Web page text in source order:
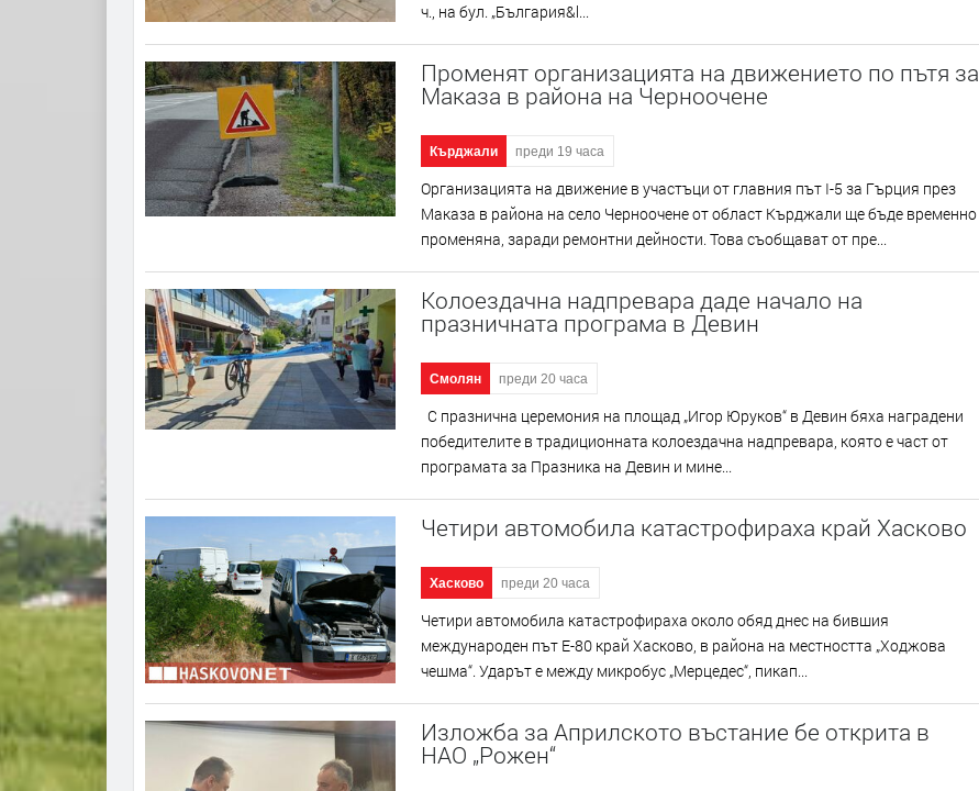
ч., на бул. „България&l...
Променят организацията на движението по пътя за
Маказа в района на Черноочене
Кърджали преди 19 часа
Организацията на движение в участъци от главния път I-5 за Гърция през
Маказа в района на село Черноочене от област Кърджали ще бъде временно
променяна, заради ремонтни дейности. Това съобщават от пре...
Колоездачна надпревара даде начало на
празничната програма в Девин
Смолян преди 20 часа
С празнична церемония на площад „Игор Юруков“ в Девин бяха наградени
победителите в традиционната колоездачна надпревара, която е част от
програмата за Празника на Девин и мине...
Четири автомобила катастрофираха край Хасково
Хасково преди 20 часа
Четири автомобила катастрофираха около обяд днес на бившия
международен път Е-80 край Хасково, в района на местността „Ходжова
чешма“. Ударът е между микробус „Мерцедес“, пикап...
Изложба за Априлското въстание бе открита в
НАО „Рожен“